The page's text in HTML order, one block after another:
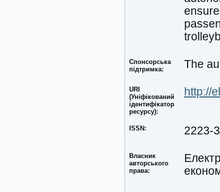
Спонсорська
підтримка:
The
URI
(Уніфікований
ідентифікатор
ресурсу):
http://
ISSN: 2223-
Власник
авторського
права: